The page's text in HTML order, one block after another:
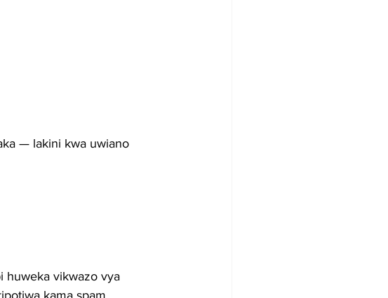
— lakini kwa uwiano
huweka vikwazo vya